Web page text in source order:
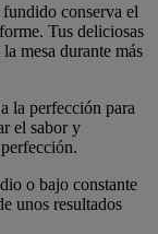
conserva el
Tus deliciosas
mesa durante más
la perfección para
el sabor y
o bajo constante
unos resultados